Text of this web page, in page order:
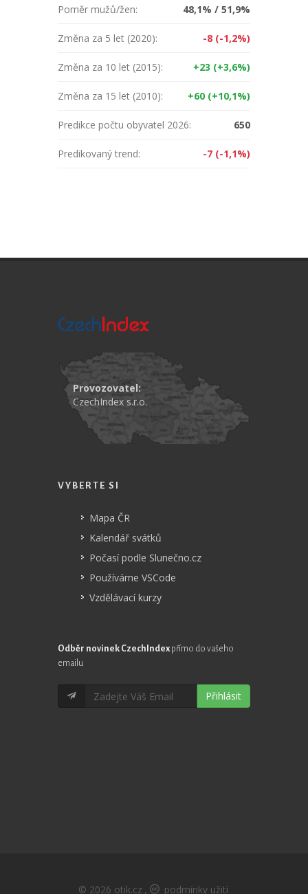
Poměr mužů/žen: 48,1% / 51,9%
Změna za 5 let (2020): -8 (-1,2%)
Změna za 10 let (2015): +23 (+3,6%)
Změna za 15 let (2010): +60 (+10,1%)
Predikce počtu obyvatel 2026: 650
Predikovaný trend: -7 (-1,1%)
Provozovatel:
CzechIndex s.r.o.
VYBERTE SI
Mapa ČR
Kalendář svátků
Počasí podle Slunečno.cz
Používáme VSCode
Vzdělávací kurzy
Odběr novinek CzechIndex přímo do vašeho
emailu
Přihlásit
© 2026 otik.cz , podmínky užití